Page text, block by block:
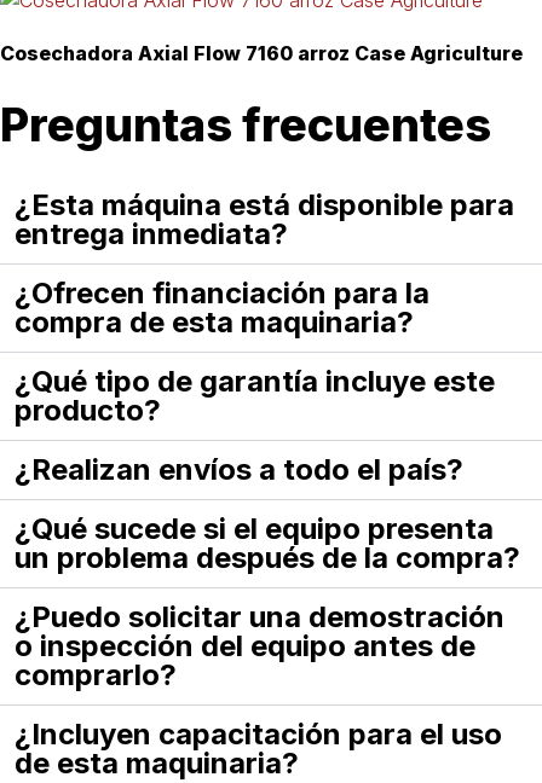
Cosechadora Axial Flow 7160 arroz Case Agriculture
Preguntas frecuentes
¿Esta máquina está disponible para
entrega inmediata?
¿Ofrecen financiación para la
compra de esta maquinaria?
¿Qué tipo de garantía incluye este
producto?
¿Realizan envíos a todo el país?
¿Qué sucede si el equipo presenta
un problema después de la compra?
¿Puedo solicitar una demostración
o inspección del equipo antes de
comprarlo?
¿Incluyen capacitación para el uso
de esta maquinaria?